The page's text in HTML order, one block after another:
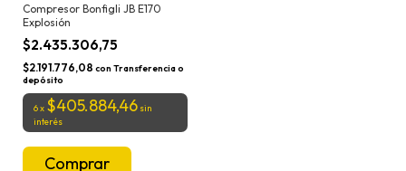
Compresor Bonfigli JB E170
Explosión
$2.435.306,75
$2.191.776,08 con Transferencia o
depósito
6x $405.884,46 sin
interés